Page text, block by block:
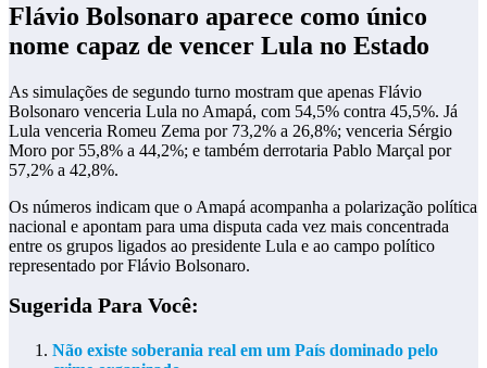
Flávio Bolsonaro aparece como único
nome capaz de vencer Lula no Estado
As simulações de segundo turno mostram que apenas Flávio
Bolsonaro venceria Lula no Amapá, com 54,5% contra 45,5%. Já
Lula venceria Romeu Zema por 73,2% a 26,8%; venceria Sérgio
Moro por 55,8% a 44,2%; e também derrotaria Pablo Marçal por
57,2% a 42,8%.
Os números indicam que o Amapá acompanha a polarização política
nacional e apontam para uma disputa cada vez mais concentrada
entre os grupos ligados ao presidente Lula e ao campo político
representado por Flávio Bolsonaro.
Sugerida Para Você:
Não existe soberania real em um País dominado pelo